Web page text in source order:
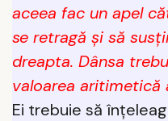
aceea fac un apel
se retragă și să
dreapta. Dânsa
valoarea aritimetică
Ei trebuie să